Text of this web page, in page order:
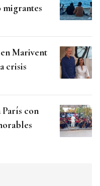
migrantes
Marivent
crisis
París con